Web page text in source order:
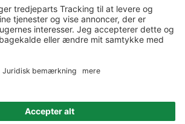
Kundeservice:
Vinhandler
i år 2022